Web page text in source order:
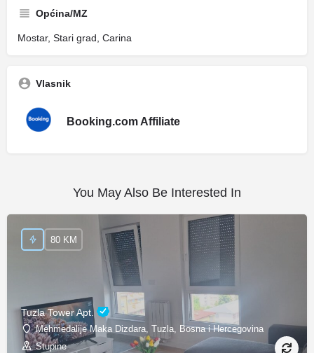
Općina/MZ
Mostar, Stari grad, Carina
Vlasnik
Booking.com Affiliate
You May Also Be Interested In
Tuzla Tower Apt.
Mehmedalije Maka Dizdara, Tuzla, Bosna i Hercegovina
Stupine
80 KM